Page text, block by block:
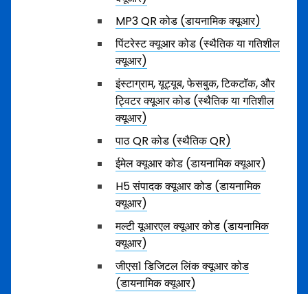
MP3 QR कोड (डायनामिक क्यूआर)
पिंटरेस्ट क्यूआर कोड (स्थैतिक या गतिशील
क्यूआर)
इंस्टाग्राम, यूट्यूब, फेसबुक, टिकटॉक, और
ट्विटर क्यूआर कोड (स्थैतिक या गतिशील
क्यूआर)
पाठ QR कोड (स्थैतिक QR)
ईमेल क्यूआर कोड (डायनामिक क्यूआर)
H5 संपादक क्यूआर कोड (डायनामिक
क्यूआर)
मल्टी यूआरएल क्यूआर कोड (डायनामिक
क्यूआर)
जीएस1 डिजिटल लिंक क्यूआर कोड
(डायनामिक क्यूआर)